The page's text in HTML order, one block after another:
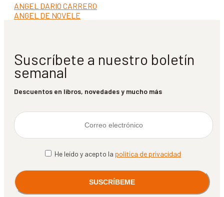
Navegación
de
Anterior:
ANGEL DARIO CARRERO
Siguiente:
ANGEL DE NOVELE
Suscríbete a nuestro boletín
semanal
Descuentos en libros, novedades y mucho más
He leído y acepto la política de privacidad